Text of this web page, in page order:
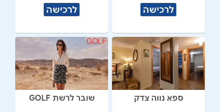
לרכישה לרכישה
ספא נווה צדק שובר לרשת GOLF